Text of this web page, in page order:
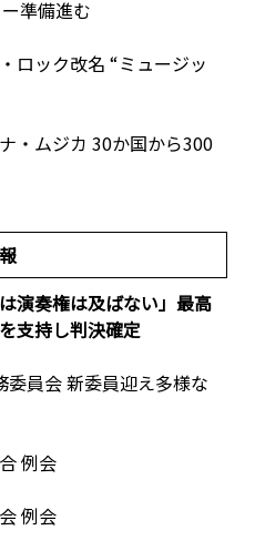
準備進む
ロック改名 “ミュージッ
・ムジカ 30か国から300
演奏権は及ばない」最高
支持し判決確定
委員会 新委員迎え多様な
例会
例会